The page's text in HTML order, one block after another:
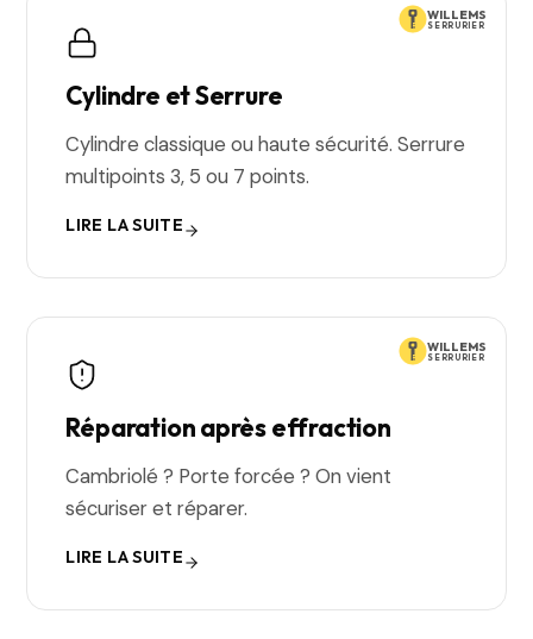
WILLEMS
SERRURIER
Cylindre et Serrure
Cylindre classique ou haute sécurité. Serrure
multipoints 3, 5 ou 7 points.
LIRE LA SUITE
WILLEMS
SERRURIER
Réparation après effraction
Cambriolé ? Porte forcée ? On vient
sécuriser et réparer.
LIRE LA SUITE